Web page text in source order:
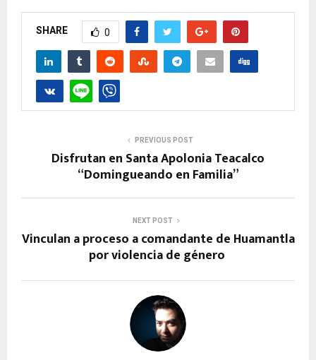
SHARE 0
PREVIOUS POST
Disfrutan en Santa Apolonia Teacalco
“Domingueando en Familia”
NEXT POST
Vinculan a proceso a comandante de Huamantla
por violencia de género